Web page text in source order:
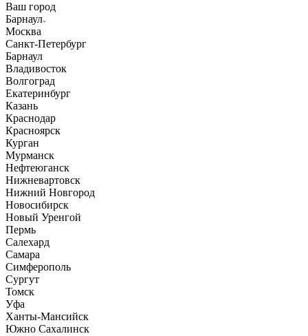
Ваш город
Барнаул
Москва
Санкт-Петербург
Барнаул
Владивосток
Волгоград
Екатеринбург
Казань
Краснодар
Красноярск
Курган
Мурманск
Нефтеюганск
Нижневартовск
Нижний Новгород
Новосибирск
Новый Уренгой
Пермь
Салехард
Самара
Симферополь
Сургут
Томск
Уфа
Ханты-Мансийск
Южно Сахалинск